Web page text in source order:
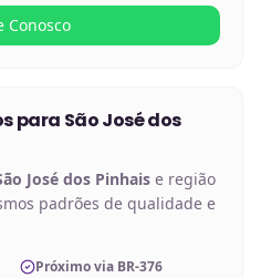
Conosco
para São José dos
José dos Pinhais e região
padrões de qualidade e
Próximo via BR-376